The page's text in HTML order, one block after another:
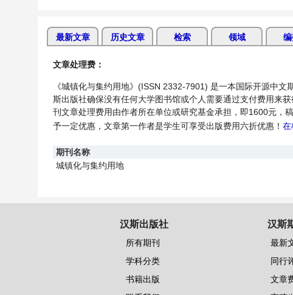
最新文章 历史文章 检索 领域
文章处理费：
《城镇化与集约用地》(ISSN 2332-7901) 是一本国际开源中
斯出版社确保没有任何大学图书馆或个人需要通过支付费用来
刊文章处理费用由作者所在单位或研究基金承担，即1600元，
予一定优惠，文章第一作者是学生可享受出版费用六折优惠！ 在
期刊名称
城镇化与集约用地
汉斯出版社
所有期刊
学科分类
书籍出版
汉斯
最新
同行
文章